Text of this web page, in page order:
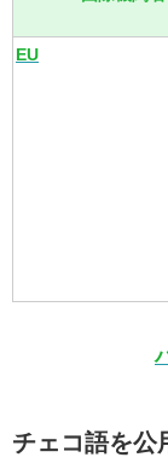
EU
チェコ語を公